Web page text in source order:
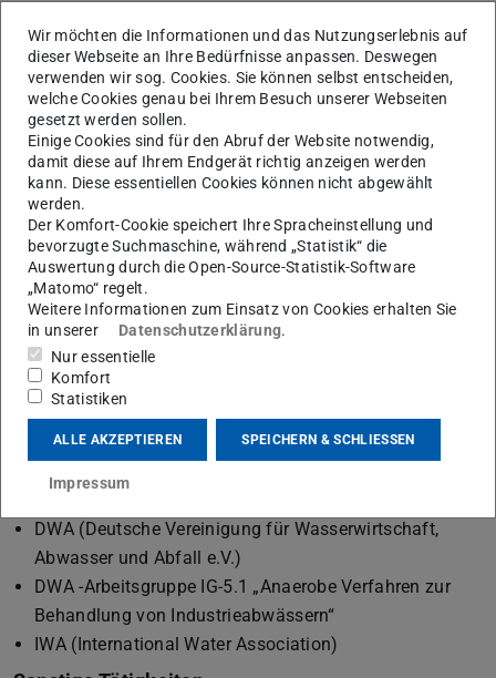
64287 Darmstadt
Sprechstunde
Forschungsschwerpunkte
Industrieabwasserreinigung
Anaerobtechnologie
Ressourcenrückgewinnung und Wasserrecycling
Komplexe Prozessketten in der Abwasserreinigung
Lehre
ab WS 2016/2017
Veröffentlichungen
eine Liste finden Sie hier(PDF-Datei)
(wird in neuem Tab geöffnet)
Gremien / Mitgliedschaften
DWA (Deutsche Vereinigung für Wasserwirtschaft,
Abwasser und Abfall e.V.)
DWA -Arbeitsgruppe IG-5.1 „Anaerobe Verfahren zur
Behandlung von Industrieabwässern“
IWA (International Water Association)
Wir möchten die Informationen und das Nutzungserlebnis auf
dieser Webseite an Ihre Bedürfnisse anpassen. Deswegen
verwenden wir sog. Cookies. Sie können selbst entscheiden,
welche Cookies genau bei Ihrem Besuch unserer Webseiten
gesetzt werden sollen.
Einige Cookies sind für den Abruf der Website notwendig,
damit diese auf Ihrem Endgerät richtig anzeigen werden
kann. Diese essentiellen Cookies können nicht abgewählt
werden.
Der Komfort-Cookie speichert Ihre Spracheinstellung und
bevorzugte Suchmaschine, während „Statistik“ die
Auswertung durch die Open-Source-Statistik-Software
„Matomo“ regelt.
Weitere Informationen zum Einsatz von Cookies erhalten Sie
in unserer
Datenschutzerklärung.
Nur essentielle
Komfort
Statistiken
ALLE AKZEPTIEREN SPEICHERN & SCHLIESSEN
Impressum